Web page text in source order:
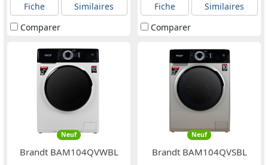
Fiche
Similaires
Comparer
Fiche
Similaires
Comparer
Neuf
Brandt BAM104QVWBL
Neuf
Brandt BAM104QVSBL